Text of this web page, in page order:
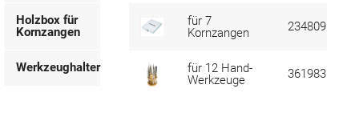
Holzbox für
Kornzangen
für 7
Kornzangen
234809
Werkzeughalter
für 12 Hand-
Werkzeuge
361983